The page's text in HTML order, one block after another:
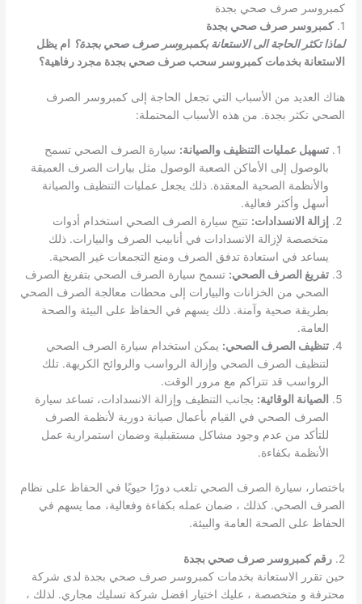
كمبروسر صرف صحي بجدة
1. كمبروسر صرف صحي بجدة
لماذا تكثر الحاجة الى الاستعانة بكمبروسر صرف صحي بجدة؟
ام يظل
الاستعانة بخدمات كمبروسر سحب صرف صحي بجدة مجرد رفاهية؟
هناك العديد من الأسباب التي تجعل الحاجة إلى كمبروسر الصرف
الصحي تكثر بجدة. من هذه الأسباب المحتملة:
تسهيل عمليات التنظيف والصيانة: سيارة الصرف الصحي تسمح
بالوصول إلى الأماكن الصعبة الوصول مثل بيارات الصرف العميقة
والأنظمة الصحية المعقدة. ذلك يجعل عمليات التنظيف والصيانة
أسهل وأكثر فعالية.
إزالة الانسدادات: تتيح سيارة الصرف الصحي استخدام أدوات
متخصصة لإزالة الانسدادات في أنابيب الصرف والبيارات. ذلك
يساعد في استعادة تدفق الصرف ومنع التجمعات غير الصحية.
تفريغ الصرف الصحي: تسمح سيارة الصرف الصحي بتفريغ الصرف
الصحي من الخزانات والبيارات إلى محطات معالجة الصرف الصحي
بطريقة صحية وآمنة. ذلك يسهم في الحفاظ على البيئة والصحة
العامة.
تنظيف الصرف الصحي: يمكن استخدام سيارة الصرف الصحي
لتنظيف الصرف الصحي وإزالة الرواسب والروائح الكريهة. تلك
الرواسب قد تتراكم مع مرور الوقت.
الصيانة الوقائية: بجانب التنظيف وإزالة الانسدادات، تساعد سيارة
الصرف الصحي في القيام بأعمال صيانة دورية لأنظمة الصرف
للتأكد من عدم وجود مشاكل مستقبلية وضمان استمرارية عمل
الأنظمة بكفاءة.
باختصار، سيارة الصرف الصحي تلعب دورًا حيويًا في الحفاظ على نظام
الصرف الصحي. كذلك ، ضمان عمله بكفاءة وفعالية، مما يسهم في
الحفاظ على الصحة العامة والبيئة.
2. رقم كمبروسر صرف صحي بجدة
حين تقرر الاستعانة بخدمات كمبروسر صرف صحي بجدة لدى شركة
محترفة و متخصصة ، عليك اختيار افضل شركة تسليك مجاري. لذلك ،